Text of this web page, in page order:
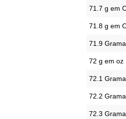
71.7 g em
71.8 g em
71.9
72 g em oz
72.1
72.2
72.3